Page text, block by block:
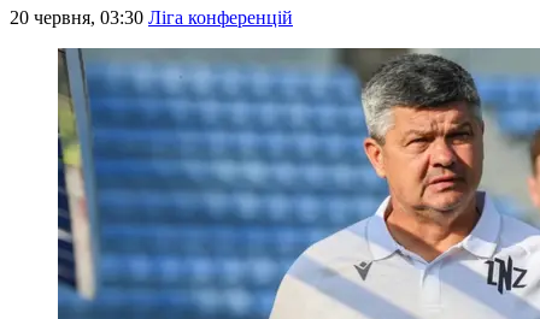
20 червня, 03:30 Ліга конференцій